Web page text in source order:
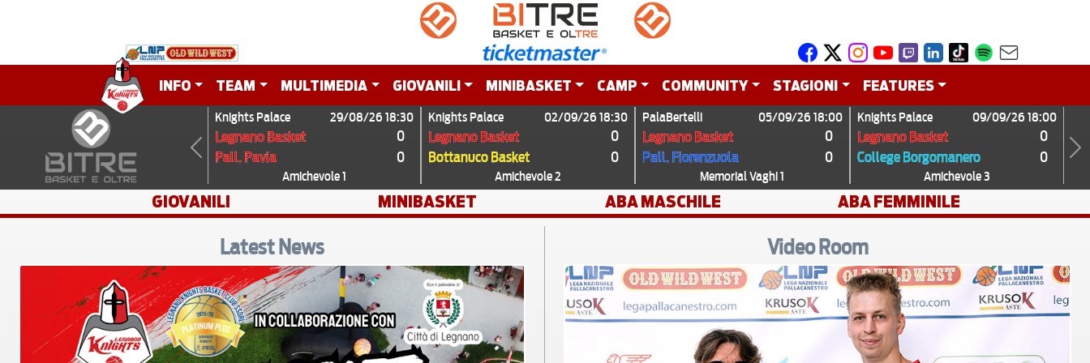
INFO TEAM MULTIMEDIA GIOVANILI MINIBASKET CAMP COMMUNITY STAGIONI FEATURES
Knights Palace 29/08/26 18:30
Legnano Basket
0
Pall. Pavia
0
Amichevole 1
Knights Palace 02/09/26 18:30
Legnano Basket
0
Bottanuco Basket
0
Amichevole 2
PalaBertelli 05/09/26 18:00
Legnano Basket
0
Pall. Fiorenzuola
0
Memorial Vaghi 1
Knights Palace 09/09/26 18:00
Legnano Basket
0
College Borgomanero
0
Amichevole 3
Previous Next
GIOVANILI MINIBASKET ABA MASCHILE ABA FEMMINILE
Latest News Video Room